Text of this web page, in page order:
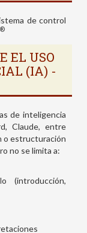
de control
®
EL USO
(IA) -
de inteligencia
Claude, entre
o estructuración
no se limita a:
(introducción,